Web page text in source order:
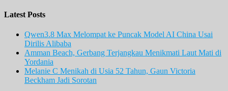
Latest Posts
Qwen3.8 Max Melompat ke Puncak Model AI China Usai
Dirilis Alibaba
Amman Beach, Gerbang Terjangkau Menikmati Laut Mati di
Yordania
Melanie C Menikah di Usia 52 Tahun, Gaun Victoria
Beckham Jadi Sorotan